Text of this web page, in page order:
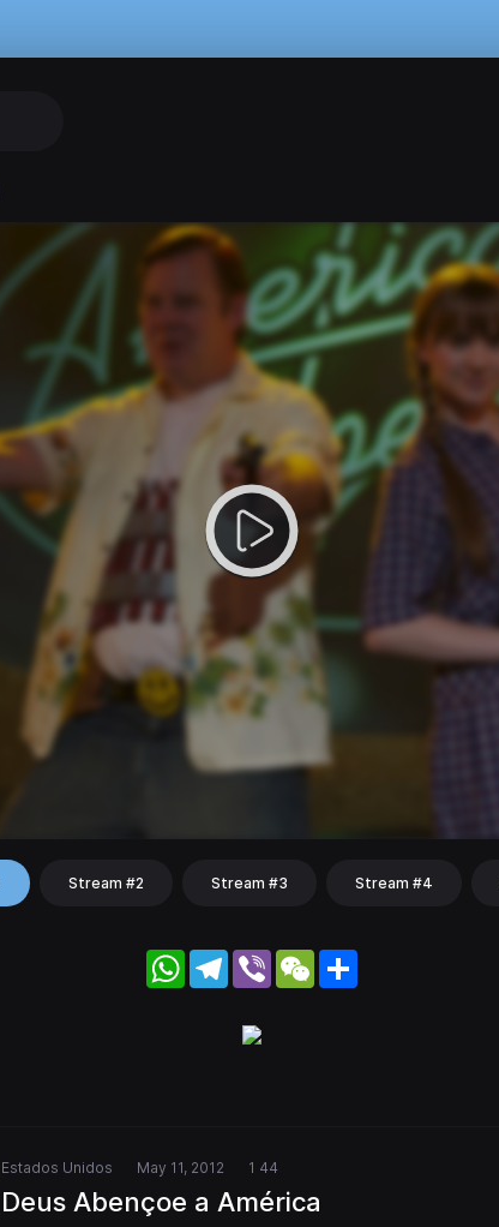
Stream #2 Stream #3 Stream #4
WhatsApp
Telegram
Viber WeChat
Estados Unidos May 11, 2012 1 44
Deus Abençoe a América